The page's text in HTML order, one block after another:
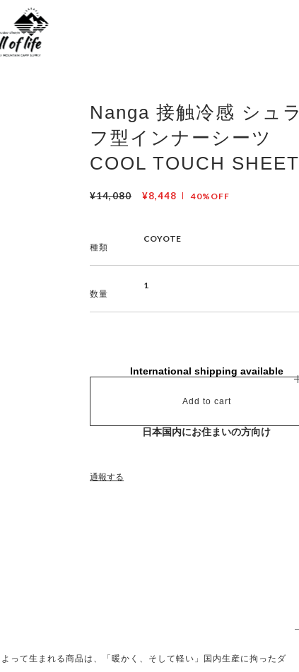
Nanga 接触冷感 シュラ
フ型インナーシーツ
COOL TOUCH SHEET
¥14,080 ¥8,448 40%OFF
種類
数量
International shipping available
Add to cart
日本国内にお住まいの方向け
通報する
って生まれる商品は、「暖かく、そして軽い」国内生産に拘ったダ